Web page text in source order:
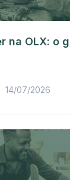
na OLX: o
14/07/2026